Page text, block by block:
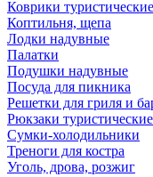
Коврики туристические
Коптильня, щепа
Лодки надувные
Палатки
Подушки надувные
Посуда для пикника
Решетки для гриля и
Рюкзаки туристические
Сумки-холодильники
Треноги для костра
Уголь, дрова, розжиг